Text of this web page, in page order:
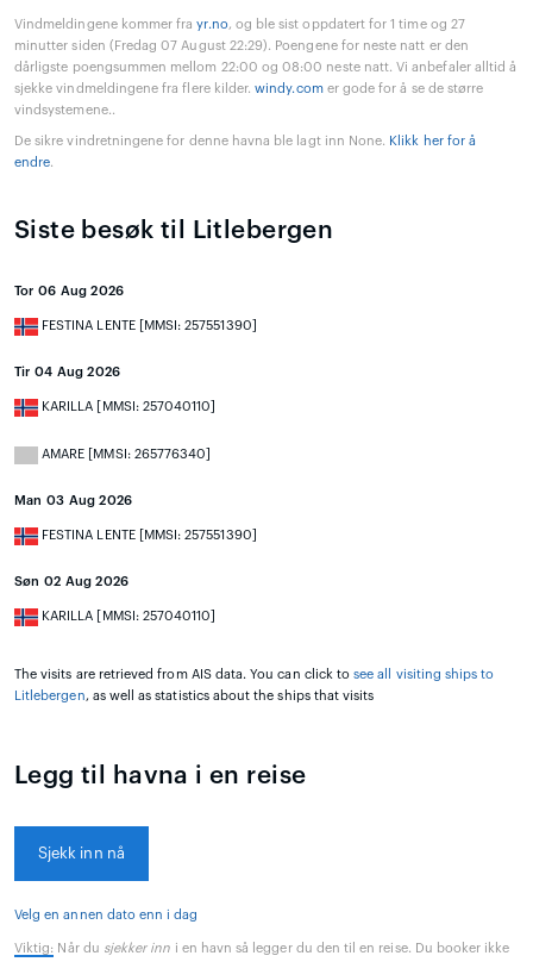
Vindmeldingene kommer frayr.no, og ble sist oppdatert for 1 time og 27
minutter siden (Fredag 07 August 22:29). Poengene for neste natt er den
dårligste poengsummen mellom 22:00 og 08:00 neste natt. Vi anbefaler alltid å
sjekke vindmeldingene fra flere kilder.windy.comer gode for å se de større
vindsystemene..
De sikre vindretningene for denne havna ble lagt inn None. Klikk her for å
endre.
Siste besøk til Litlebergen
Tor 06 Aug 2026
FESTINA LENTE [MMSI: 257551390]
Tir 04 Aug 2026
KARILLA [MMSI: 257040110]
AMARE [MMSI: 265776340]
Man 03 Aug 2026
FESTINA LENTE [MMSI: 257551390]
Søn 02 Aug 2026
KARILLA [MMSI: 257040110]
The visits are retrieved from AIS data. You can click tosee all visiting ships to
Litlebergen, as well as statistics about the ships that visits
Legg til havna i en reise
Sjekk inn nå
Velg en annen dato enn i dag
Viktig: Når du sjekker inn i en havn så legger du den til en reise. Du booker ikke